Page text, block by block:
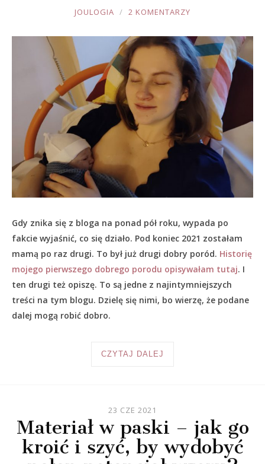
JOULE
JOULOGIA 2 KOMENTARZY
Gdy znika się z bloga na ponad pół roku, wypada po
fakcie wyjaśnić, co się działo. Pod koniec 2021 zostałam
mamą po raz drugi. To był już drugi dobry poród. Historię
mojego pierwszego dobrego porodu opisywałam tutaj. I
ten drugi też opiszę. To są jedne z najintymniejszych
treści na tym blogu. Dzielę się nimi, bo wierzę, że podane
dalej mogą robić dobro.
CZYTAJ DALEJ
23 CZE 2021
Materiał w paski – jak go
kroić i szyć, by wydobyć